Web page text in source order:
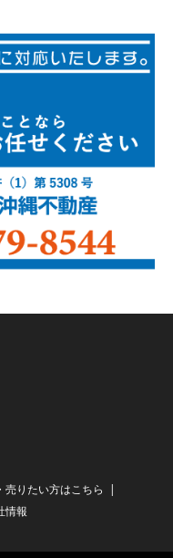
売りたい方はこちら
情報